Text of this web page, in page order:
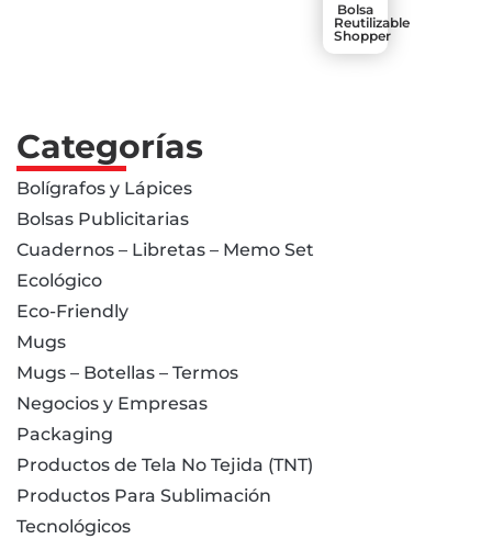
Bolsa
Reutilizable
Shopper
Categorías
Bolígrafos y Lápices
Bolsas Publicitarias
Cuadernos – Libretas – Memo Set
Ecológico
Eco-Friendly
Mugs
Mugs – Botellas – Termos
Negocios y Empresas
Packaging
Productos de Tela No Tejida (TNT)
Productos Para Sublimación
Tecnológicos